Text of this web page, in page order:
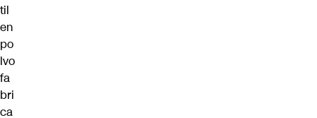
til
en
po
lvo
fa
bri
ca